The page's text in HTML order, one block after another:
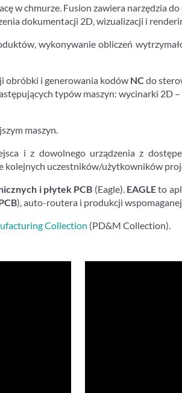
w chmurze. Fusion zawiera narzędzia
dokumentacji 2D, wizualizacji i
wykonywanie obliczeń
obróbki i generowania kodów NC do
typów maszyn: wycinarki 2D
maszyn.
i z dowolnego urządzenia z
kolejnych uczestników/użytkowników
i płytek PCB (Eagle). EAGLEto
), auto-routera i produkcji
Collection (PD&M Collection).